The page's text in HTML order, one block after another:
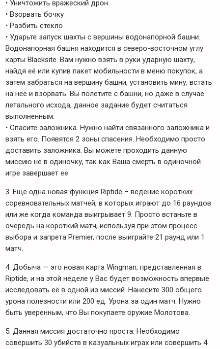
• Уничтожить вражеский дрон
• Взорвать бочку
• Разбить стекло
• Ударьте запуск шахты с вершины водонапорной башни.
Водонапорная башня находится в северо-восточном углу
карты Blacksite. Вам нужно взять в руки ударную шахту,
найдя её или купив пакет мобильности в меню покупок, а
затем забраться на вершину башни, установить мину, встать
на неё и взорвать. Вы полетите с башни, но даже в случае
летального исхода, данное задание будет считаться
выполненным.
• Спасите заложника. Нужно найти связанного заложника и
взять его. Появятся 2 зоны спасения. Необходимо просто
доставить заложника. Вы можете проходить данную
миссию не в одиночку, так как Ваша смерть в одиночной
игре завершает ее.
3. Ещё одна новая функция Riptide – ведение коротких
соревновательных матчей, в которых играют до 16 раундов
или же когда команда выигрывает 9. Просто встаньте в
очередь на короткий матч, используя при этом процесс
выбора и запрета Premier, после выиграйте 21 раунд или 1
матч.
4. Добыча — это новая карта Wingman, представленная в
Riptide, и на этой неделе у Вас будет возможность впервые
исследовать её в одной из миссий. Нанесите 300 общего
урона полезности или 200 ед. Урона за один матч. Нужно
быть уверенным, что Вы покупаете оружие Молотова.
5. Данная миссия достаточно проста. Необходимо
совершить 30 убийств в казуальных играх или совершить 4